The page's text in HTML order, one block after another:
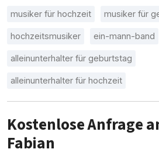
musiker für hochzeit musiker für
hochzeitsmusiker ein-mann-band
alleinunterhalter für geburtstag
alleinunterhalter für hochzeit
Kostenlose Anfrage
Fabian